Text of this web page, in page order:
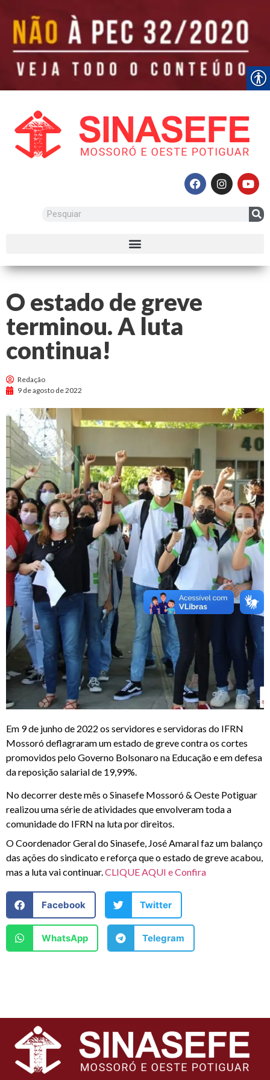
O estado de greve
terminou. A luta
continua!
Redação
9 de agosto de 2022
Em 9 de junho de 2022 os servidores e servidoras do IFRN
Mossoró deflagraram um estado de greve contra os cortes
promovidos pelo Governo Bolsonaro na Educação e em defesa
da reposição salarial de 19,99%.
No decorrer deste mês o Sinasefe Mossoró & Oeste Potiguar
realizou uma série de atividades que envolveram toda a
comunidade do IFRN na luta por direitos.
O Coordenador Geral do Sinasefe, José Amaral faz um balanço
das ações do sindicato e reforça que o estado de greve acabou,
mas a luta vai continuar.CLIQUE AQUI e Confira
Facebook Twitter
WhatsApp Telegram